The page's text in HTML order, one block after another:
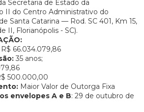
Secretaria de Estado da
II do Centro Administrativo do
Santa Catarina — Rod. SC 401, Km 15,
II, Florianópolis - SC).
R$ 66.034.079,86
35 anos;
500.000,00
Maior Valor de Outorga Fixa
envelopes A e B: 29 de outubro de